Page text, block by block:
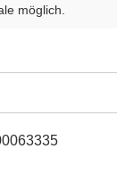
möglich.